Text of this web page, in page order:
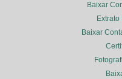
Baixar
Baixar